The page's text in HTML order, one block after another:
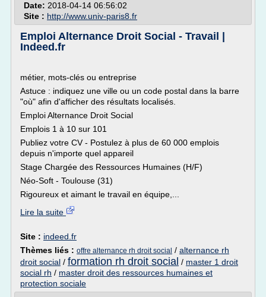
Date: 2018-04-14 06:56:02
Site : http://www.univ-paris8.fr
Emploi Alternance Droit Social - Travail |
Indeed.fr
métier, mots-clés ou entreprise
Astuce : indiquez une ville ou un code postal dans la barre
"où" afin d'afficher des résultats localisés.
Emploi Alternance Droit Social
Emplois 1 à 10 sur 101
Publiez votre CV - Postulez à plus de 60 000 emplois
depuis n'importe quel appareil
Stage Chargée des Ressources Humaines (H/F)
Néo-Soft - Toulouse (31)
Rigoureux et aimant le travail en équipe,...
Lire la suite
Site : indeed.fr
Thèmes liés : offre alternance rh droit social / alternance rh
droit social / formation rh droit social / master 1 droit
social rh / master droit des ressources humaines et
protection sociale